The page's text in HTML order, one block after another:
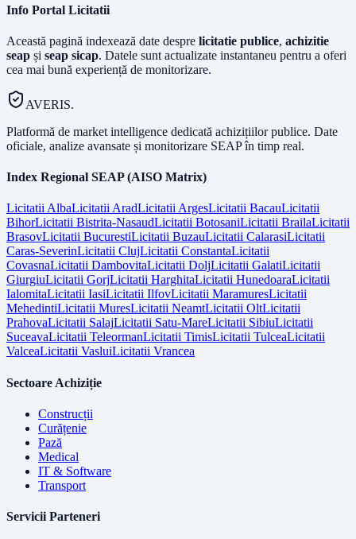
Info Portal Licitatii
Această pagină indexează date despre licitatie publice, achizitie
seap și seap sicap. Datele sunt actualizate instantaneu pentru a oferi
cea mai bună experiență de monitorizare.
AVERIS.
Platformă de market intelligence dedicată achizițiilor publice. Date
oficiale, analize avansate și monitorizare SEAP în timp real.
Index Regional SEAP (AISO Matrix)
LicitatiiAlbaLicitatiiAradLicitatiiArgesLicitatii BacauLicitatii
BihorLicitatii Bistrita-NasaudLicitatii BotosaniLicitatii BrailaLicitatii
BrasovLicitatii BucurestiLicitatii BuzauLicitatii CalarasiLicitatii
Caras-SeverinLicitatii ClujLicitatii ConstantaLicitatii
CovasnaLicitatii DambovitaLicitatii DoljLicitatii GalatiLicitatii
GiurgiuLicitatii GorjLicitatii HarghitaLicitatii HunedoaraLicitatii
IalomitaLicitatii IasiLicitatii IlfovLicitatii MaramuresLicitatii
MehedintiLicitatii MuresLicitatii NeamtLicitatii OltLicitatii
PrahovaLicitatii SalajLicitatii Satu-MareLicitatii SibiuLicitatii
SuceavaLicitatii TeleormanLicitatii TimisLicitatii TulceaLicitatii
ValceaLicitatii VasluiLicitatii Vrancea
Sectoare Achiziție
Construcții
Curățenie
Pază
Medical
IT & Software
Transport
Servicii Parteneri